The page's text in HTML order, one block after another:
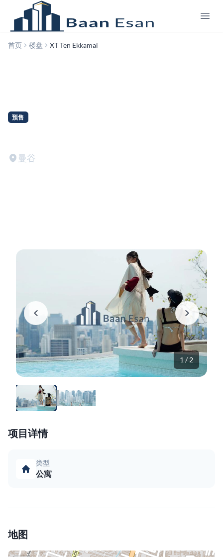
首页 楼盘 XT Ten Ekkamai
预售
曼谷
1 / 2
项目详情
类型
公寓
地图